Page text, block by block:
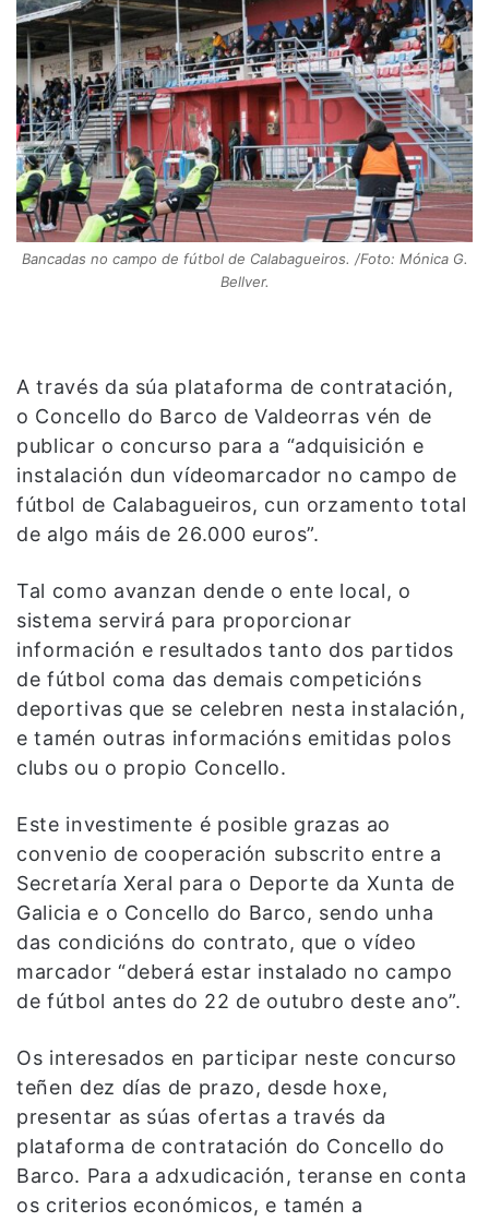
Bancadas no campo de fútbol de Calabagueiros. /Foto: Mónica G.
Bellver.
A través da súa plataforma de contratación,
o Concello do Barco de Valdeorras vén de
publicar o concurso para a “adquisición e
instalación dun vídeomarcador no campo de
fútbol de Calabagueiros, cun orzamento total
de algo máis de 26.000 euros”.
Tal como avanzan dende o ente local, o
sistema servirá para proporcionar
información e resultados tanto dos partidos
de fútbol coma das demais competicións
deportivas que se celebren nesta instalación,
e tamén outras informacións emitidas polos
clubs ou o propio Concello.
Este investimente é posible grazas ao
convenio de cooperación subscrito entre a
Secretaría Xeral para o Deporte da Xunta de
Galicia e o Concello do Barco, sendo unha
das condicións do contrato, que o vídeo
marcador “deberá estar instalado no campo
de fútbol antes do 22 de outubro deste ano”.
Os interesados en participar neste concurso
teñen dez días de prazo, desde hoxe,
presentar as súas ofertas a través da
plataforma de contratación do Concello do
Barco. Para a adxudicación, teranse en conta
os criterios económicos, e tamén a